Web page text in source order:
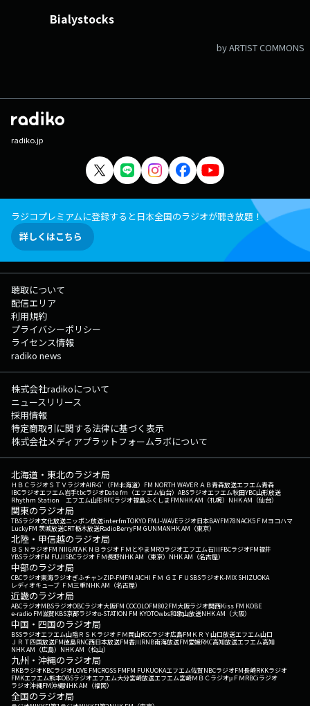
Bialystocks
by ARTIST COMMONS
radiko.jp
ラジコプレミアムに登録すると日本全国のラジオが聴き放題！
詳しくはこちら
聴取について
配信エリア
利用規約
プライバシーポリシー
ライセンス情報
radiko news
株式会社radikoについて
ニュースリリース
採用情報
特定商取引に関する法律に基づく表示
株式会社メディアプラットフォームラボについて
北海道・東北のラジオ局
ＨＢＣラジオＳＴＶラジオAIR-G'（FM北海道） FM NORTH WAVEＲＡＢ青森放送エフエム青森
IBCラジオエフエム岩手tbcラジオDate fm（エフエム仙台） ABSラジオエフエム秋田YBC山形放送
Rhythm Station エフエム山形RFCラジオ福島ふくしまFMNHK AM（札幌） NHK AM（仙台）
関東のラジオ局
TBSラジオ文化放送ニッポン放送interfmTOKYO FMJ-WAVEラジオ日本BAYFM78NACK5 ＦＭヨコハマ
LuckyFM 茨城放送CRT栃木放送RadioBerryFM GUNMANHK AM（東京）
北陸・甲信越のラジオ局
ＢＳＮラジオFM NIIGATAＫＮＢラジオ ＦＭとやまMROラジオエフエム石川FBCラジオFM福井
YBSラジオFM FUJISBCラジオ ＦＭ長野NHK AM（東京） NHK AM（名古屋）
中部のラジオ局
CBCラジオ東海ラジオぎふチャンZIP-FMFM AICHI ＦＭ ＧＩＦＵ SBSラジオK-MIX SHIZUOKA
レディオキューブ ＦＭ三重NHK AM（名古屋）
近畿のラジオ局
ABCラジオMBSラジオOBCラジオ大阪FM COCOLOFM802FM大阪ラジオ関西Kiss FM KOBE
e-radio FM滋賀KBS京都ラジオα-STATION FM KYOTOwbs和歌山放送NHK AM（大阪）
中国・四国のラジオ局
BSSラジオエフエム山陰ＲＳＫラジオ ＦＭ岡山RCCラジオ広島FM ＫＲＹ山口放送エフエム山口
ＪＲＴ四国放送FM徳島RNC西日本放送FM香川RNB南海放送FM愛媛RKC高知放送エフエム高知
NHK AM（広島） NHK AM（松山）
九州・沖縄のラジオ局
RKBラジオKBCラジオLOVE FMCROSS FMFM FUKUOKAエフエム佐賀NBCラジオFM長崎RKKラジオ
FMKエフエム熊本OBSラジオエフエム大分宮崎放送エフエム宮崎ＭＢＣラジオμＦＭRBCiラジオ
ラジオ沖縄FM沖縄NHK AM（福岡）
全国のラジオ局